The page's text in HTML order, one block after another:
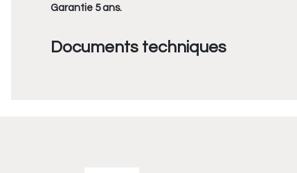
Garantie 5 ans.
Documents techniques